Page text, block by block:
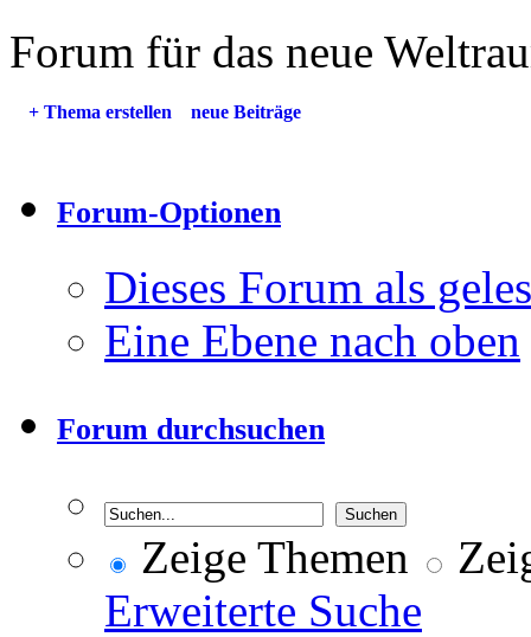
Forum für das neue
+ Thema erstellen neue Beiträge
Forum-Optionen
Dieses Forum als
Eine Ebene nach oben
Forum durchsuchen
Zeige Themen
Erweiterte Suche